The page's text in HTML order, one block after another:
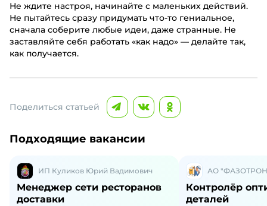
Не ждите настроя, начинайте с маленьких действий.
Не пытайтесь сразу придумать что-то гениальное,
сначала соберите любые идеи, даже странные. Не
заставляйте себя работать «как надо» — делайте так,
как получается.
Поделиться статьей
Подходящие вакансии
ИП Куликов Юрий Вадимович
Менеджер сети ресторанов
доставки
АО
Контролёр
деталей